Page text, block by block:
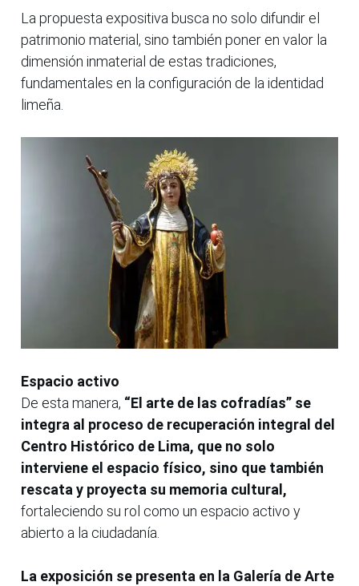
La propuesta expositiva busca no solo difundir el
patrimonio material, sino también poner en valor la
dimensión inmaterial de estas tradiciones,
fundamentales en la configuración de la identidad
limeña.
Espacio activo
De esta manera, “El arte de las cofradías” se
integra al proceso de recuperación integral del
Centro Histórico de Lima, que no solo
interviene el espacio físico, sino que también
rescata y proyecta su memoria cultural,
fortaleciendo su rol como un espacio activo y
abierto a la ciudadanía.
La exposición se presenta en la Galería de Arte